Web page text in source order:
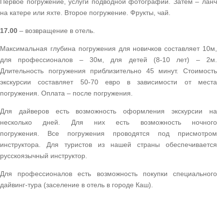
на катере или яхте. Второе погружение. Фрукты, чай.
17.00 – возвращение в отель.
Максимальная глубина погружения для новичков составляет 10м,
для профессионалов – 30м, для детей (8-10 лет) – 2м.
Длительность погружения приблизительно 45 минут. Стоимость
экскурсии составляет 50-70 евро в зависимости от места
погружения. Оплата – после погружения.
Для дайверов есть возможность оформления экскурсии на
несколько дней. Для них есть возможность ночного
погружения. Все погружения проводятся под присмотром
инструктора. Для туристов из нашей страны обеспечивается
русскоязычный инструктор.
Для профессионалов есть возможность покупки специального
дайвинг-тура (заселение в отель в городе Каш).